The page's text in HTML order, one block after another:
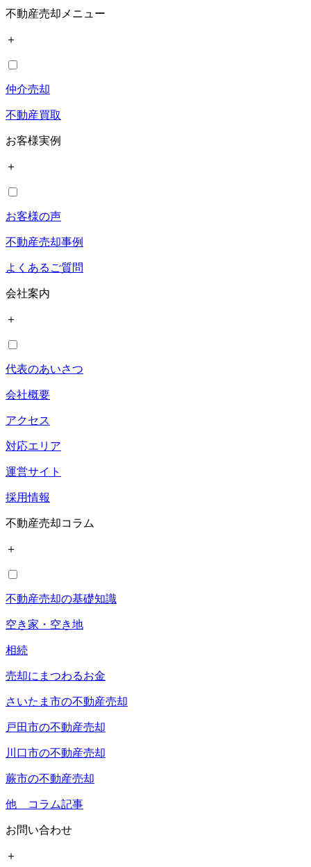
不動産売却メニュー
＋
仲介売却
不動産買取
お客様実例
＋
お客様の声
不動産売却事例
よくあるご質問
会社案内
＋
代表のあいさつ
会社概要
アクセス
対応エリア
運営サイト
採用情報
不動産売却コラム
＋
不動産売却の基礎知識
空き家・空き地
相続
売却にまつわるお金
さいたま市の不動産売却
戸田市の不動産売却
川口市の不動産売却
蕨市の不動産売却
他 コラム記事
お問い合わせ
＋